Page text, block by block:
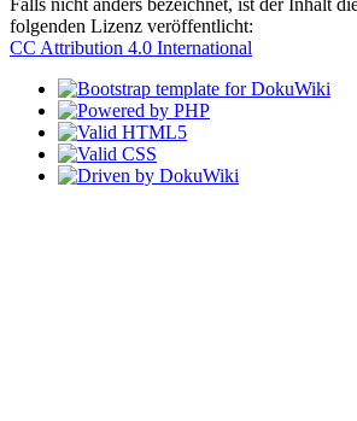
Falls nicht anders bezeichnet, ist der Inhalt
folgenden Lizenz veröffentlicht:
CC Attribution 4.0 International